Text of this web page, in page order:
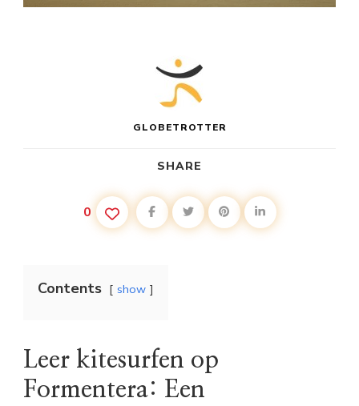
GLOBETROTTER
SHARE
0
Contents show
Leer kitesurfen op
Formentera: Een